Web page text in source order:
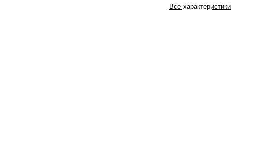
Все характеристики